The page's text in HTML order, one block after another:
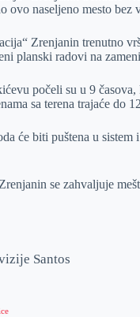
ovo naseljeno mesto bez
Zrenjanin trenutno
planski radovi na
počeli su u 9
sa terena trajaće do
će biti puštena u
se zahvaljuje
Santos